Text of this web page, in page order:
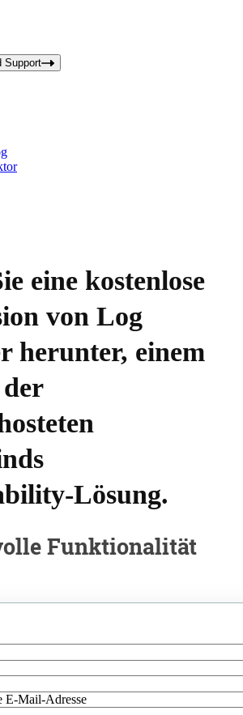
Support
eine kostenlose
von Log
herunter, einem
Lösung.
Funktionalität
E-Mail-Adresse